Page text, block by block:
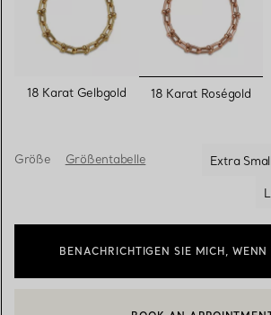
18 Karat Gelbgold 18 Karat Roségold
Größe Größentabelle Extra Small
BENACHRICHTIGEN SIE MICH, WENN